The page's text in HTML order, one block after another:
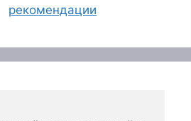
рекомендации